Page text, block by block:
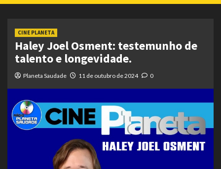
CINE PLANETA
Haley Joel Osment: testemunho de
talento e longevidade.
Planeta Saudade 11 de outubro de 2024 0